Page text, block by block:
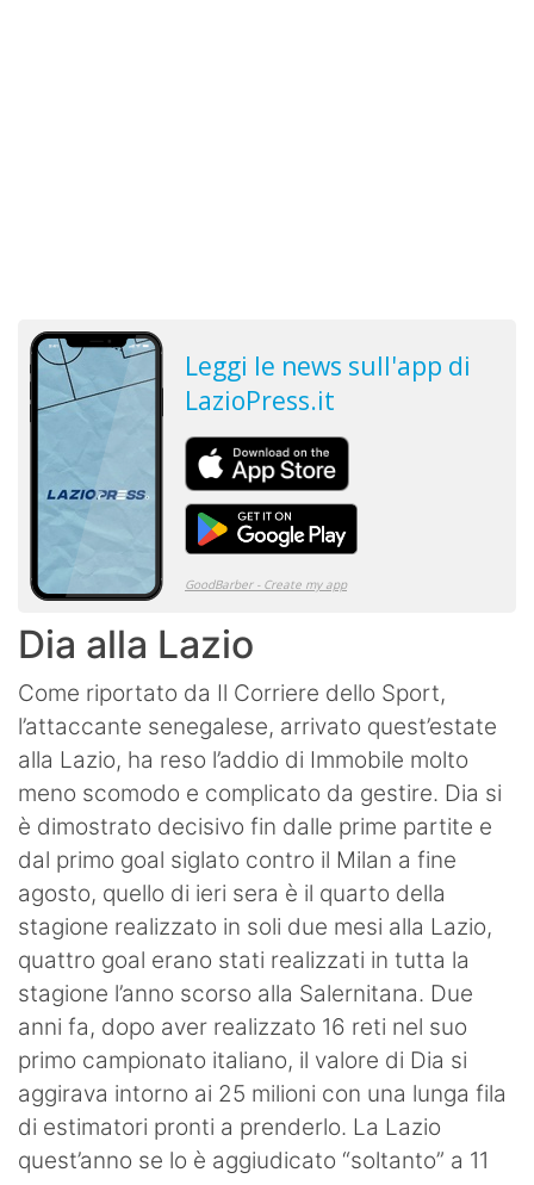
Dia alla Lazio
Come riportato da Il Corriere dello Sport,
l’attaccante senegalese, arrivato quest’estate
alla Lazio, ha reso l’addio di Immobile molto
meno scomodo e complicato da gestire. Dia si
è dimostrato decisivo fin dalle prime partite e
dal primo goal siglato contro il Milan a fine
agosto, quello di ieri sera è il quarto della
stagione realizzato in soli due mesi alla Lazio,
quattro goal erano stati realizzati in tutta la
stagione l’anno scorso alla Salernitana. Due
anni fa, dopo aver realizzato 16 reti nel suo
primo campionato italiano, il valore di Dia si
aggirava intorno ai 25 milioni con una lunga fila
di estimatori pronti a prenderlo. La Lazio
quest’anno se lo è aggiudicato “soltanto” a 11